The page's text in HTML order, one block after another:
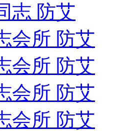
志 防艾
会所 防艾
会所 防艾
会所 防艾
会所 防艾